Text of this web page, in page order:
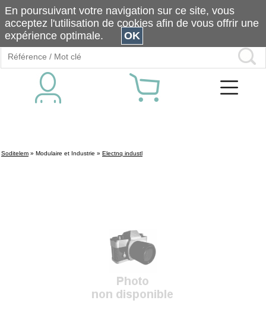
Soditelem » Modulaire et Industrie » Electnq industl
En poursuivant votre navigation sur ce site, vous
acceptez l'utilisation de cookies afin de vous offrir une
expérience optimale.
OK